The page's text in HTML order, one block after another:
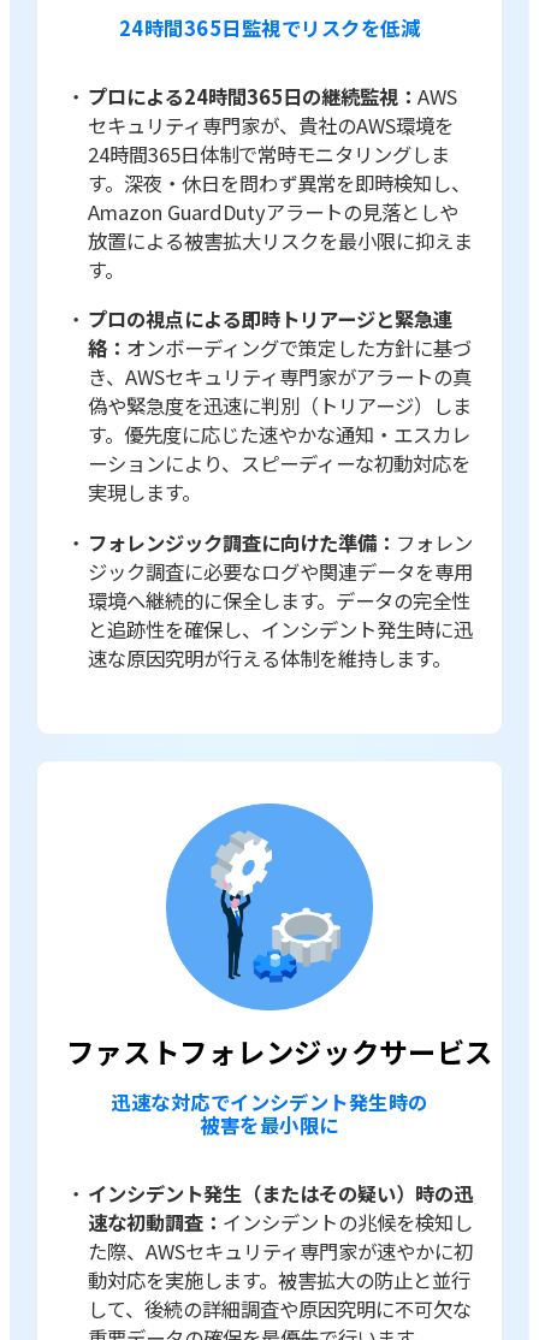
24時間365日監視でリスクを低減
プロによる24時間365日の継続監視： AWS
セキュリティ専門家が、貴社のAWS環境を
24時間365日体制で常時モニタリングしま
す。深夜・休日を問わず異常を即時検知し、
Amazon GuardDutyアラートの見落としや
放置による被害拡大リスクを最小限に抑えま
す。
プロの視点による即時トリアージと緊急連
絡： オンボーディングで策定した方針に基づ
き、AWSセキュリティ専門家がアラートの真
偽や緊急度を迅速に判別（トリアージ）しま
す。優先度に応じた速やかな通知・エスカレ
ーションにより、スピーディーな初動対応を
実現します。
フォレンジック調査に向けた準備： フォレン
ジック調査に必要なログや関連データを専用
環境へ継続的に保全します。データの完全性
と追跡性を確保し、インシデント発生時に迅
速な原因究明が行える体制を維持します。
ファストフォレンジックサービス
迅速な対応でインシデント発生時の
被害を最小限に
インシデント発生（またはその疑い）時の迅
速な初動調査： インシデントの兆候を検知し
た際、AWSセキュリティ専門家が速やかに初
動対応を実施します。被害拡大の防止と並行
して、後続の詳細調査や原因究明に不可欠な